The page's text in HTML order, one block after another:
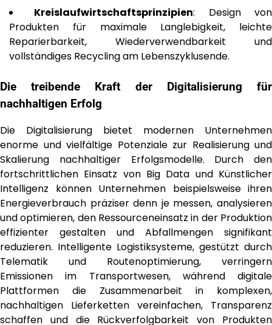
Kreislaufwirtschaftsprinzipien: Design von
Produkten für maximale Langlebigkeit, leichte
Reparierbarkeit, Wiederverwendbarkeit und
vollständiges Recycling am Lebenszyklusende.
Die treibende Kraft der Digitalisierung für
nachhaltigen Erfolg
Die Digitalisierung bietet modernen Unternehmen
enorme und vielfältige Potenziale zur Realisierung und
Skalierung nachhaltiger Erfolgsmodelle. Durch den
fortschrittlichen Einsatz von Big Data und Künstlicher
Intelligenz können Unternehmen beispielsweise ihren
Energieverbrauch präziser denn je messen, analysieren
und optimieren, den Ressourceneinsatz in der Produktion
effizienter gestalten und Abfallmengen signifikant
reduzieren. Intelligente Logistiksysteme, gestützt durch
Telematik und Routenoptimierung, verringern
Emissionen im Transportwesen, während digitale
Plattformen die Zusammenarbeit in komplexen,
nachhaltigen Lieferketten vereinfachen, Transparenz
schaffen und die Rückverfolgbarkeit von Produkten